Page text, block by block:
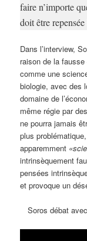
faire n’importe
doit être
Dans l’interview,
raison de la
comme une
biologie, avec des
domaine de
même régie par
ne pourra jamais
plus
apparemment
intrinsèquement
pensées
et provoque un
Soros débat